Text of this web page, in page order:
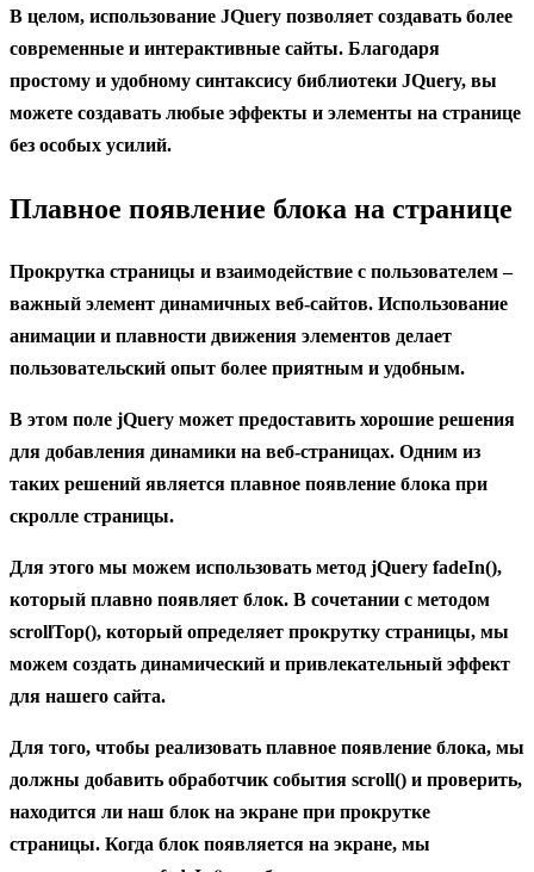
В целом, использование JQuery позволяет создавать более
современные и интерактивные сайты. Благодаря
простому и удобному синтаксису библиотеки JQuery, вы
можете создавать любые эффекты и элементы на странице
без особых усилий.
Плавное появление блока на странице
Прокрутка страницы и взаимодействие с пользователем –
важный элемент динамичных веб-сайтов. Использование
анимации и плавности движения элементов делает
пользовательский опыт более приятным и удобным.
В этом поле jQuery может предоставить хорошие решения
для добавления динамики на веб-страницах. Одним из
таких решений является плавное появление блока при
скролле страницы.
Для этого мы можем использовать метод jQuery fadeIn(),
который плавно появляет блок. В сочетании с методом
scrollTop(), который определяет прокрутку страницы, мы
можем создать динамический и привлекательный эффект
для нашего сайта.
Для того, чтобы реализовать плавное появление блока, мы
должны добавить обработчик события scroll() и проверить,
находится ли наш блок на экране при прокрутке
страницы. Когда блок появляется на экране, мы